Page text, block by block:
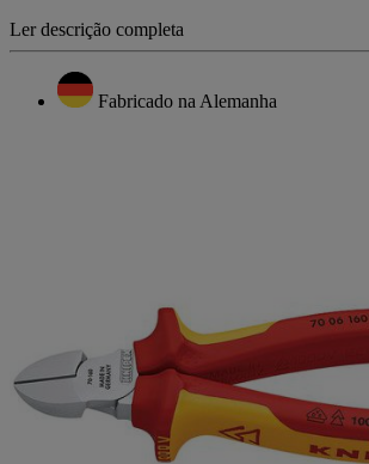
Ler descrição completa
Fabricado na Alemanha